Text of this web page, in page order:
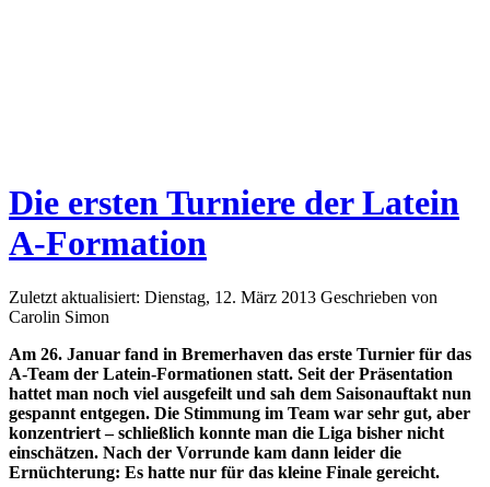
Die ersten Turniere der Latein
A-Formation
Zuletzt aktualisiert: Dienstag, 12. März 2013 Geschrieben von
Carolin Simon
Am 26. Januar fand in Bremerhaven das erste Turnier für das
A-Team der Latein-Formationen statt. Seit der Präsentation
hattet man noch viel ausgefeilt und sah dem Saisonauftakt nun
gespannt entgegen. Die Stimmung im Team war sehr gut, aber
konzentriert – schließlich konnte man die Liga bisher nicht
einschätzen. Nach der Vorrunde kam dann leider die
Ernüchterung: Es hatte nur für das kleine Finale gereicht.